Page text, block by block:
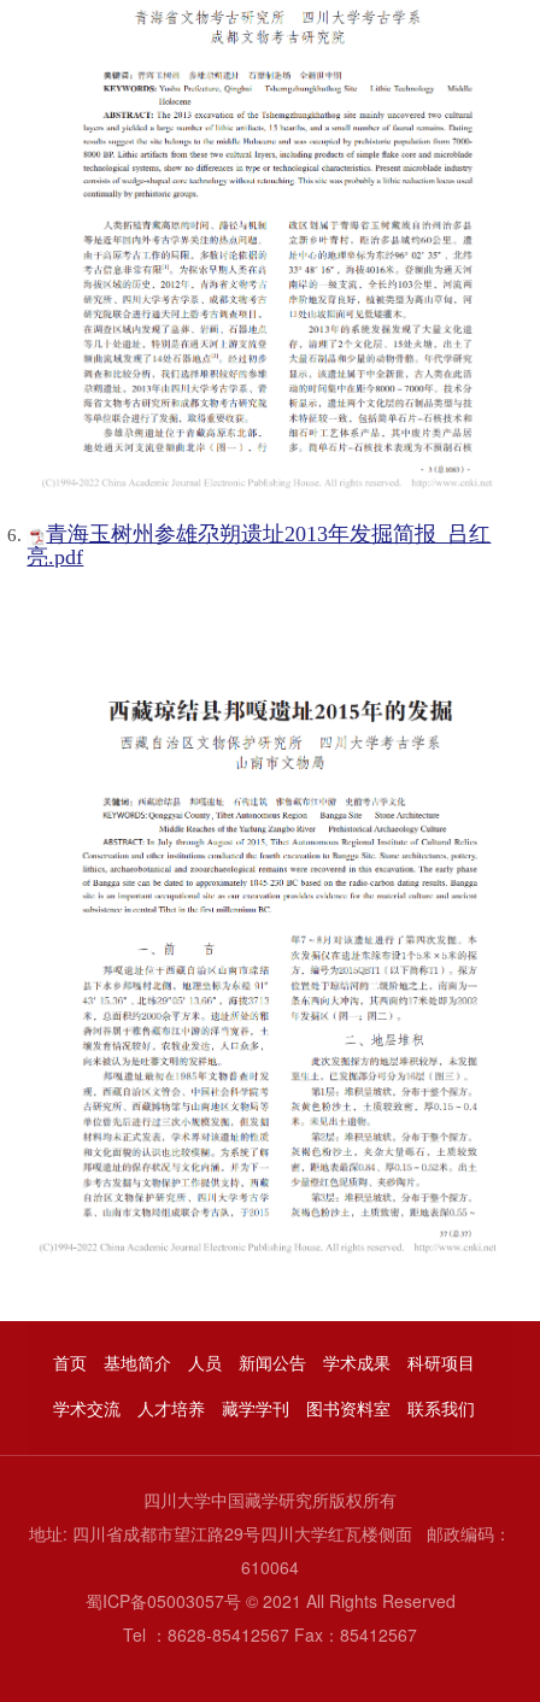
青海玉树州参雄尕朔遗址2013年发掘简报_吕红
亮.pdf
首页 基地简介 人员 新闻公告 学术成果
科研项目
学术交流
人才培养 藏学学刊 图书资料室 联系我们
四川大学中国藏学研究所版权所有
地址: 四川省成都市望江路29号四川大学红瓦楼侧面 邮政编码：
610064
蜀ICP备05003057号 © 2021 All Rights Reserved
Tel ：8628-85412567 Fax：85412567